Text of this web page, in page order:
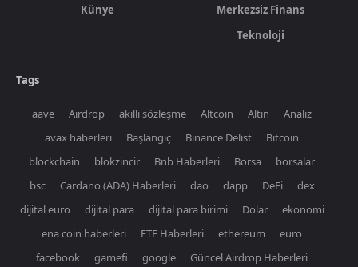
Künye
Merkezsiz Finans
Teknoloji
Tags
aave Airdrop akıllı sözleşme Altcoin Altın
Analiz
avax haberleri
Başlangıç Binance Delist
Bitcoin
blockchain
blokzincir Bnb Haberleri Borsa
borsalar
bsc
Cardano (ADA) Haberleri dao dapp DeFi
dex
dijital euro
dijital para dijital para birimi Dolar
ekonomi
ena coin haberleri
ETF Haberleri ethereum
euro
facebook
gamefi google
Güncel Airdrop Haberleri